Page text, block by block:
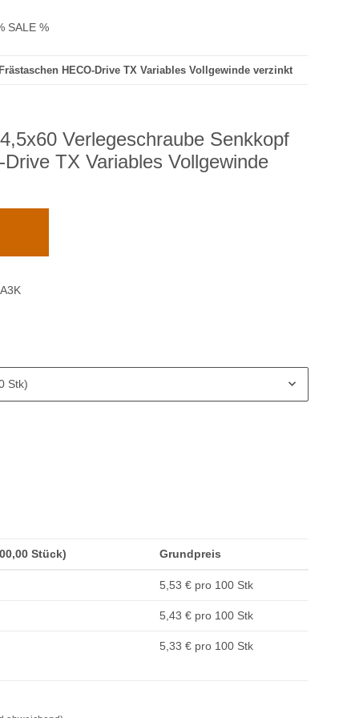
SALE %
HECO-Drive TX Variables Vollgewinde verzinkt
Verlegeschraube Senkkopf
TX Variables Vollgewinde
Stk)
Stück) Grundpreis
5,53 € pro 100 Stk
5,43 € pro 100 Stk
5,33 € pro 100 Stk